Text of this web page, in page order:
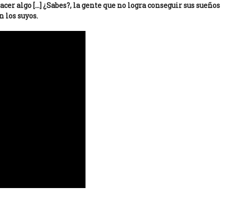
algo […] ¿Sabes?, la gente que no logra conseguir sus sueños
los suyos.